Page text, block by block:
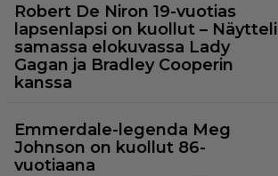
Robert De Niron 19-vuotias
lapsenlapsi on kuollut – Näytteli
samassa elokuvassa Lady
Gagan ja Bradley Cooperin
kanssa
Emmerdale-legenda Meg
Johnson on kuollut 86-
vuotiaana